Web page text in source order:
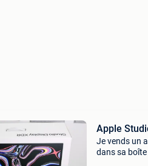
Apple
Je vends un
dans sa